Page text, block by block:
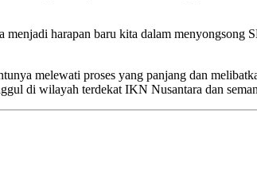
harapan baru kita dalam
melewati proses yang panjang dan
di wilayah terdekat IKN Nusantara dan